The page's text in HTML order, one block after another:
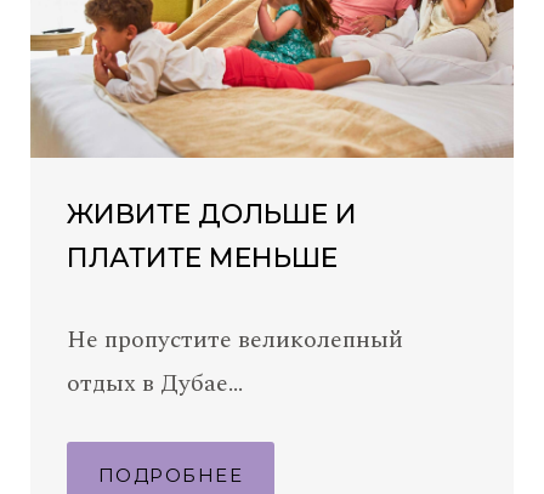
ЖИВИТЕ ДОЛЬШЕ И
ПЛАТИТЕ МЕНЬШЕ
Не пропустите великолепный
отдых в Дубае…
ПОДРОБНЕЕ